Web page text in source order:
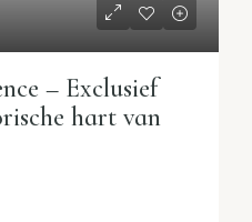
– Exclusief
hart van